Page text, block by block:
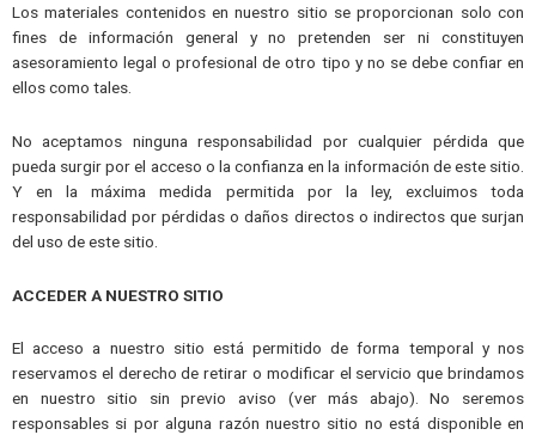
Los materiales contenidos en nuestro sitio se proporcionan solo con
fines de información general y no pretenden ser ni constituyen
asesoramiento legal o profesional de otro tipo y no se debe confiar en
ellos como tales.
No aceptamos ninguna responsabilidad por cualquier pérdida que
pueda surgir por el acceso o la confianza en la información de este sitio.
Y en la máxima medida permitida por la ley, excluimos toda
responsabilidad por pérdidas o daños directos o indirectos que surjan
del uso de este sitio.
ACCEDER A NUESTRO SITIO
El acceso a nuestro sitio está permitido de forma temporal y nos
reservamos el derecho de retirar o modificar el servicio que brindamos
en nuestro sitio sin previo aviso (ver más abajo). No seremos
responsables si por alguna razón nuestro sitio no está disponible en